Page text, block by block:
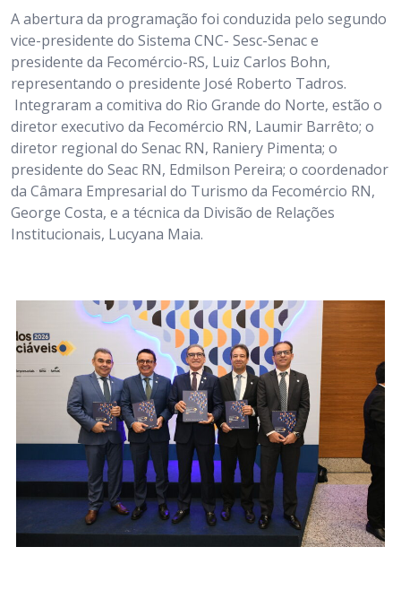
A abertura da programação foi conduzida pelo segundo
vice-presidente do Sistema CNC- Sesc-Senac e
presidente da Fecomércio-RS, Luiz Carlos Bohn,
representando o presidente José Roberto Tadros.
Integraram a comitiva do Rio Grande do Norte, estão o
diretor executivo da Fecomércio RN, Laumir Barrêto; o
diretor regional do Senac RN, Raniery Pimenta; o
presidente do Seac RN, Edmilson Pereira; o coordenador
da Câmara Empresarial do Turismo da Fecomércio RN,
George Costa, e a técnica da Divisão de Relações
Institucionais, Lucyana Maia.